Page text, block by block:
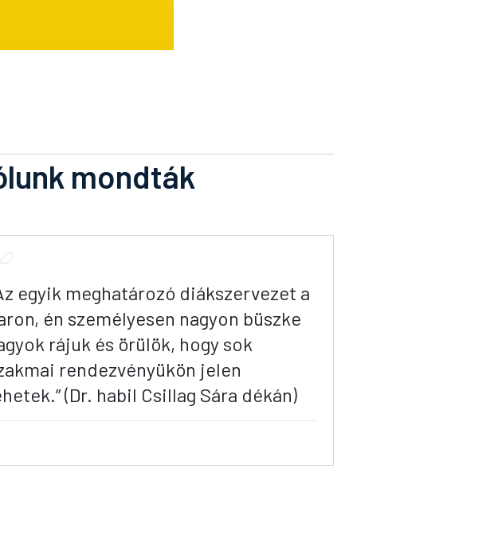
mondták
egyik meghatározó diákszervezet a
én személyesen nagyon büszke
rájuk és örülök, hogy sok
rendezvényükön jelen
(Dr. habil Csillag Sára dékán)